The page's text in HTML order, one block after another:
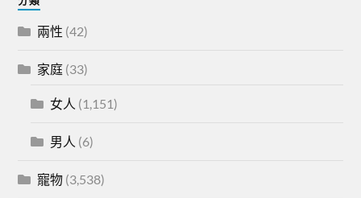
兩性 (42)
家庭 (33)
女人 (1,151)
男人 (6)
寵物 (3,538)